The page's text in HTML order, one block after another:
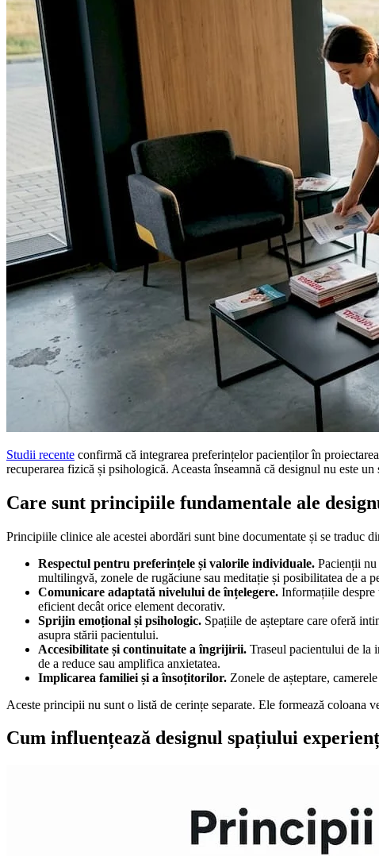
Studii recente confirmă că integrarea preferințelor pacienților în
recuperarea fizică și psihologică. Aceasta înseamnă că designul nu este
Care sunt principiile fundamentale ale
Principiile clinice ale acestei abordări sunt bine documentate și se traduc
Respectul pentru preferințele și valorile individuale. Pacienții
multilingvă, zonele de rugăciune sau meditație și posibilitatea de a
Comunicare adaptată nivelului de înțelegere. Informațiile despre
eficient decât orice element decorativ.
Sprijin emoțional și psihologic. Spațiile de așteptare care oferă
asupra stării pacientului.
Accesibilitate și continuitate a îngrijirii. Traseul pacientului de la
de a reduce sau amplifica anxietatea.
Implicarea familiei și a însoțitorilor. Zonele de așteptare,
Aceste principii nu sunt o listă de cerințe separate. Ele formează coloana
Cum influențează designul spațiului